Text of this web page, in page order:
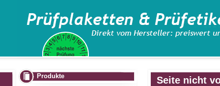
Produkte Seite nicht